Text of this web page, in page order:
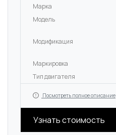
Марка
Модель
Модификация
Маркировка
Тип двигателя
Посмотреть полное описание
Узнать стоимость